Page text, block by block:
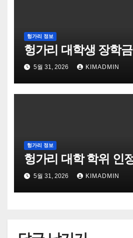
헝가리 정보
헝가리 대학생 장학
5월 31, 2026 KIMADMIN
헝가리 정보
헝가리 대학 학위 인
5월 31, 2026 KIMADMIN